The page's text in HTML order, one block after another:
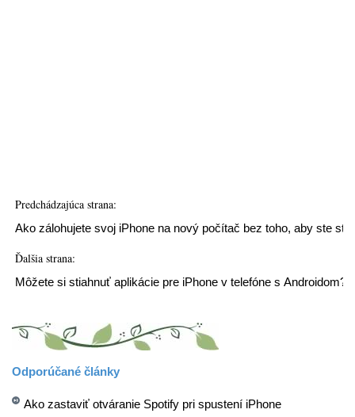
Predchádzajúca strana:
Ako zálohujete svoj iPhone na nový počítač bez toho, aby ste
Ďalšia strana:
Môžete si stiahnuť aplikácie pre iPhone v telefóne s Androidom?
Odporúčané články
Ako zastaviť otváranie Spotify pri spustení iPhone